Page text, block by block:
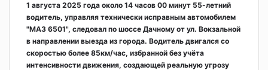
1 августа 2025 года около 14 часов 00 минут 55-летний
водитель, управляя технически исправным автомобилем
"МАЗ 6501", следовал по шоссе Дачному от ул. Вокзальной
в направлении выезда из города. Водитель двигался со
скоростью более 85км/час, избранной без учёта
интенсивности движения, создающей реальную угрозу